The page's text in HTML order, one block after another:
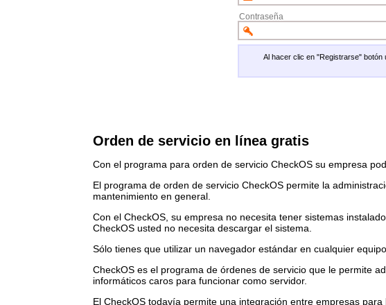
Contraseña
Al hacer clic en "Registrarse"
Orden de servicio en línea gratis
Con el programa para orden de servicio CheckOS su empresa
El programa de orden de servicio CheckOS permite la
mantenimiento en general.
Con el CheckOS, su empresa no necesita tener sistemas
CheckOS usted no necesita descargar el sistema.
Sólo tienes que utilizar un navegador estándar en cualquier
CheckOS es el programa de órdenes de servicio que le permite
informáticos caros para funcionar como servidor.
El CheckOS todavía permite una integración entre empresas